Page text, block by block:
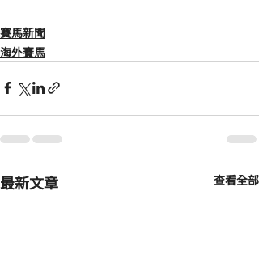
賽馬新聞
海外賽馬
最新文章 查看全部